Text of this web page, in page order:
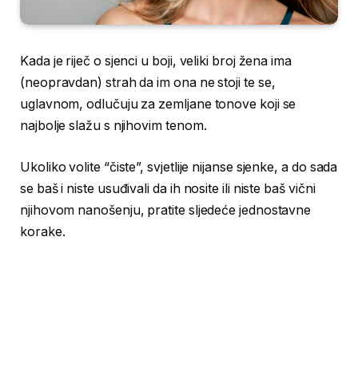
Kada je riječ o sjenci u boji, veliki broj žena ima
(neopravdan) strah da im ona ne stoji te se,
uglavnom, odlučuju za zemljane tonove koji se
najbolje slažu s njihovim tenom.
Ukoliko volite “čiste”, svjetlije nijanse sjenke, a do sada
se baš i niste usuđivali da ih nosite ili niste baš vični
njihovom nanošenju, pratite sljedeće jednostavne
korake.